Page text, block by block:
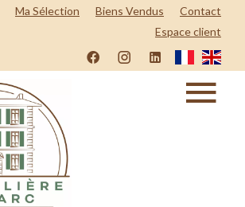
Ma Sélection Biens Vendus
Contact
Espace client